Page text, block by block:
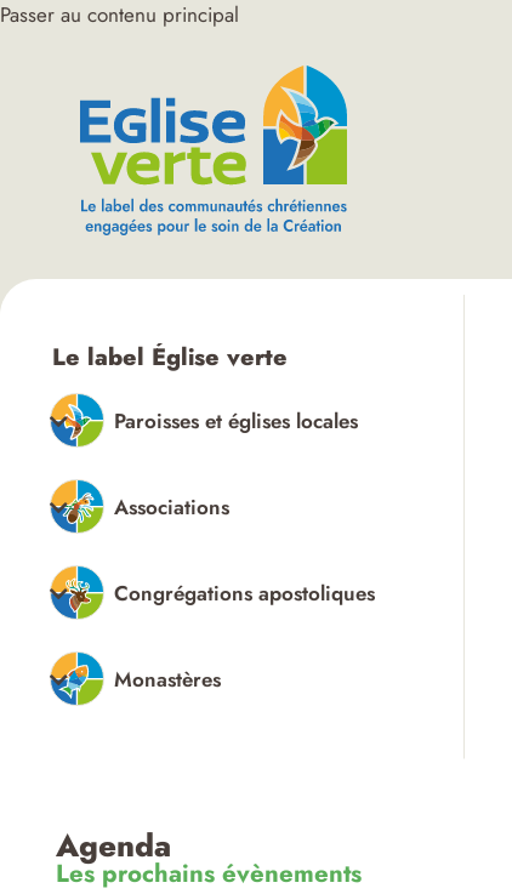
Passer au contenu principal
Le label Église verte
Paroisses et églises locales
Associations
Congrégations apostoliques
Monastères
Agenda
Les prochains évènements